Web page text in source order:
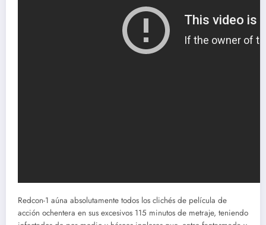
Redcon-1 aúna absolutamente todos los clichés de película de
acción ochentera en sus excesivos 115 minutos de metraje, teniendo